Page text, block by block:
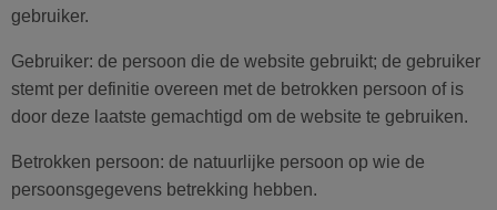
gebruiker.
Gebruiker: de persoon die de website gebruikt; de gebruiker
stemt per definitie overeen met de betrokken persoon of is
door deze laatste gemachtigd om de website te gebruiken.
Betrokken persoon: de natuurlijke persoon op wie de
persoonsgegevens betrekking hebben.